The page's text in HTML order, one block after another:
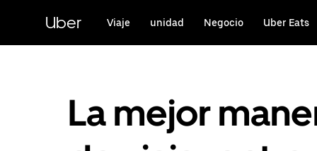
contenido
principal
Uber Viaje unidad Negocio Uber Eats
La mejor